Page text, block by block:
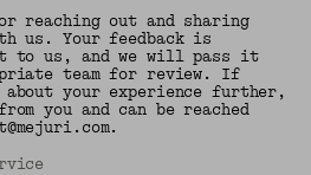
reaching out and sharing
us. Your feedback is
to us, and we will pass it
team for review. If
your experience further,
you and can be reached